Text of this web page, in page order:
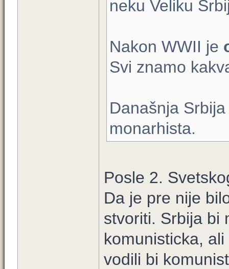
neku Veliku
Nakon WWII je
Svi znamo
Današnja
monarhista.
Posle 2.
Da je pre nije
stvoriti. Srbija bi
komunisticka,
vodili bi